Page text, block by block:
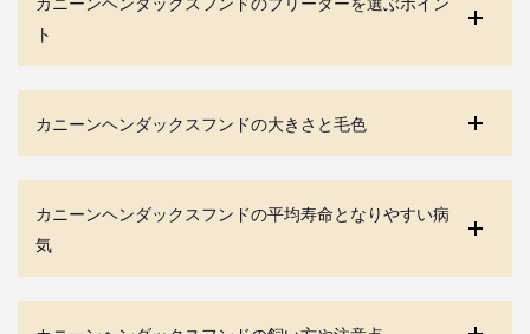
ト
カニーンヘンダックスフンドの大きさと毛色
カニーンヘンダックスフンドの平均寿命となりやすい病
気